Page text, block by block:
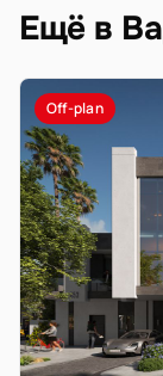
Ещё в
Off-plan